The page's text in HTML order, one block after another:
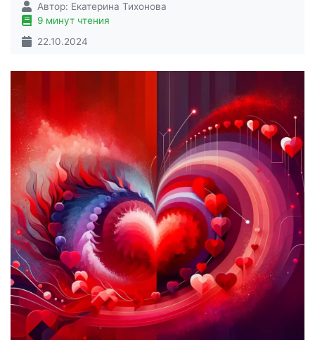
Автор: Екатерина Тихонова
9 минут чтения
22.10.2024